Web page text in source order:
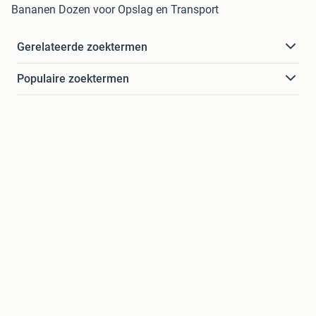
Bananen Dozen voor Opslag en Transport
Gerelateerde zoektermen
Populaire zoektermen